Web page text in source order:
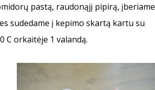
pastą, raudonąjį pipirą, įberiame
sudedame į kepimo skartą kartu su
C orkaitėje 1 valandą.